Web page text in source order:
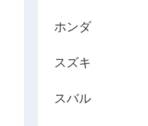
ホンダ
スズキ
スバル